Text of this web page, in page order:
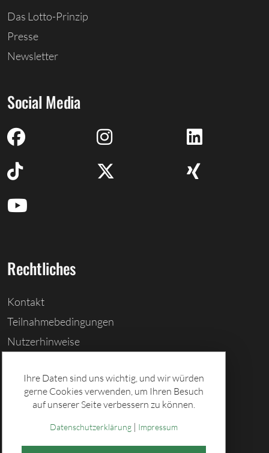
Das Lotto-Prinzip
Presse
Newsletter
Social Media
Rechtliches
Kontakt
Teilnahmebedingungen
Nutzerhinweise
Cookies löschen
Datenschutz
Ihre Daten sind uns wichtig, und wir würden
gerne Cookies verwenden, um Ihren Besuch
auf unserer Seite verbessern zu können.
Datenschutzerklärung| Impressum